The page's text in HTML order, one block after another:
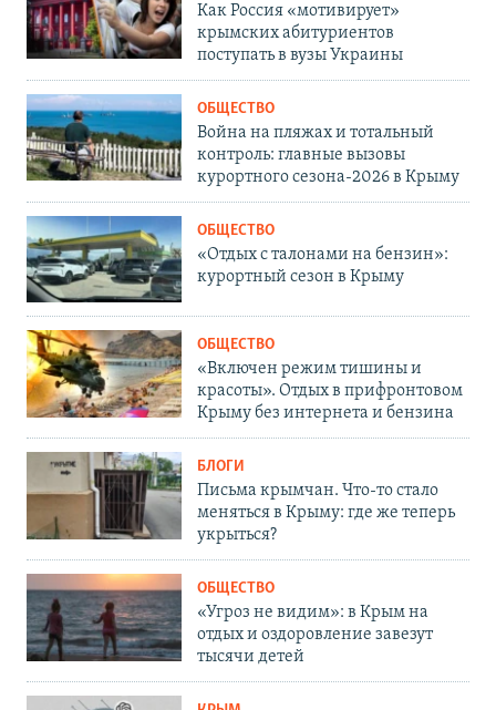
Как Россия «мотивирует»
крымских абитуриентов
поступать в вузы Украины
ОБЩЕСТВО
Война на пляжах и тотальный
контроль: главные вызовы
курортного сезона-2026 в Крыму
ОБЩЕСТВО
«Отдых с талонами на бензин»:
курортный сезон в Крыму
ОБЩЕСТВО
«Включен режим тишины и
красоты». Отдых в прифронтовом
Крыму без интернета и бензина
БЛОГИ
Письма крымчан. Что-то стало
меняться в Крыму: где же теперь
укрыться?
ОБЩЕСТВО
«Угроз не видим»: в Крым на
отдых и оздоровление завезут
тысячи детей